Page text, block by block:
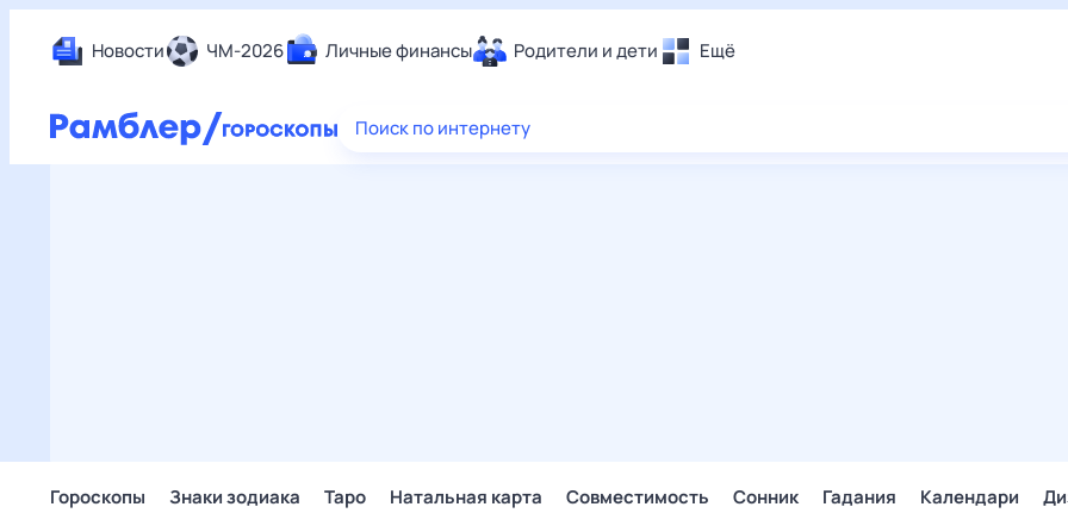
Новости ЧМ-2026 Личные финансы Родители и дети Ещё
Еда
Поиск по интернету
Гороскопы Знаки зодиака Таро Натальная карта Совместимость Сонник Гадания Календари